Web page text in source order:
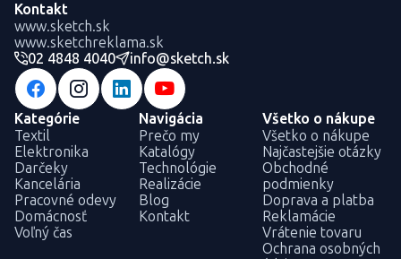
Kontakt
www.sketch.sk
www.sketchreklama.sk
02 4848 4040
info@sketch.sk
Kategórie
Textil
Elektronika
Darčeky
Kancelária
Pracovné odevy
Domácnosť
Voľný čas
Navigácia
Prečo my
Katalógy
Technológie
Realizácie
Blog
Kontakt
Všetko o nákupe
Všetko o nákupe
Najčastejšie otázky
Obchodné
podmienky
Doprava a platba
Reklamácie
Vrátenie tovaru
Ochrana osobných